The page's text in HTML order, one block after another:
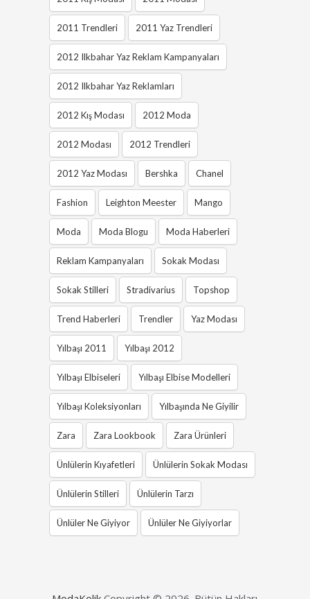
2011 Trendleri 2011 Yaz Trendleri
2012 Ilkbahar Yaz Reklam Kampanyaları
2012 Ilkbahar Yaz Reklamları
2012 Kış Modası 2012 Moda
2012 Modası 2012 Trendleri
2012 Yaz Modası Bershka Chanel
Fashion Leighton Meester Mango
Moda Moda Blogu Moda Haberleri
Reklam Kampanyaları Sokak Modası
Sokak Stilleri Stradivarius Topshop
Trend Haberleri Trendler Yaz Modası
Yılbaşı 2011 Yılbaşı 2012
Yılbaşı Elbiseleri Yılbaşı Elbise Modelleri
Yılbaşı Koleksiyonları Yılbaşında Ne Giyilir
Zara Zara Lookbook Zara Ürünleri
Ünlülerin Kıyafetleri Ünlülerin Sokak Modası
Ünlülerin Stilleri Ünlülerin Tarzı
Ünlüler Ne Giyiyor Ünlüler Ne Giyiyorlar